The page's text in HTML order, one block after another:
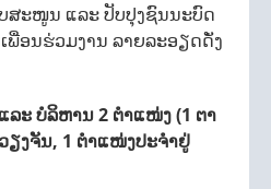
ະໜູນ ແລະ ປັບປຸງຊົນນະບົດ
ອນຮ່ວມງານ ລາຍລະອຽດດັ່ງ
ະ ບໍລິຫານ 2 ຕຳແໜ່ງ (1 ຕາ
ງຈັນ, 1 ຕຳແໜ່ງປະຈຳຢູ່